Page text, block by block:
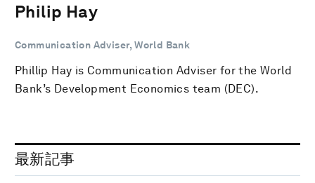
Philip Hay
Communication Adviser, World Bank
Phillip Hay is Communication Adviser for the World
Bank’s Development Economics team (DEC).
最新記事